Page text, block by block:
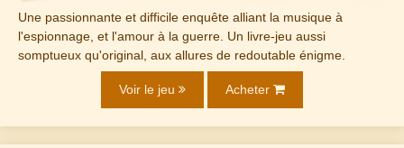
Une passionnante et difficile enquête alliant la musique à
l'espionnage, et l'amour à la guerre. Un livre-jeu aussi
somptueux qu'original, aux allures de redoutable énigme.
Voir le jeu Acheter